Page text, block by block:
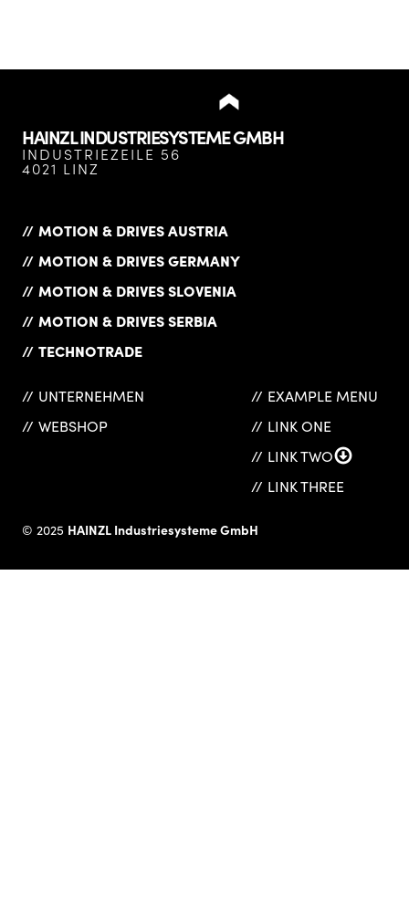
HAINZL INDUSTRIESYSTEME GMBH
INDUSTRIEZEILE 56
4021 LINZ
MOTION & DRIVES AUSTRIA
MOTION & DRIVES GERMANY
MOTION & DRIVES SLOVENIA
MOTION & DRIVES SERBIA
TECHNOTRADE
UNTERNEHMEN
WEBSHOP
EXAMPLE MENU
LINK ONE
LINK TWO
LINK THREE
© 2025 HAINZL Industriesysteme GmbH